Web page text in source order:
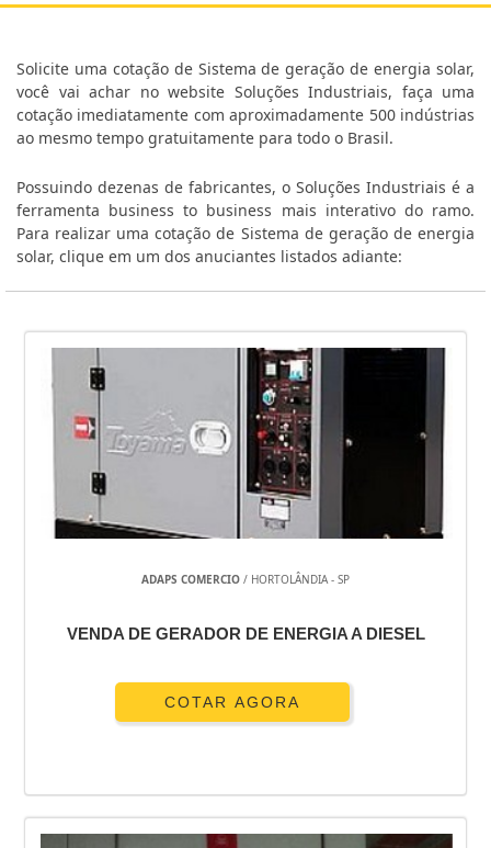
Solicite uma cotação de Sistema de geração de energia solar,
você vai achar no website Soluções Industriais, faça uma
cotação imediatamente com aproximadamente 500 indústrias
ao mesmo tempo gratuitamente para todo o Brasil.
Possuindo dezenas de fabricantes, o Soluções Industriais é a
ferramenta business to business mais interativo do ramo.
Para realizar uma cotação de Sistema de geração de energia
solar, clique em um dos anuciantes listados adiante:
ADAPS COMERCIO / HORTOLÂNDIA - SP
VENDA DE GERADOR DE ENERGIA A DIESEL
COTAR AGORA